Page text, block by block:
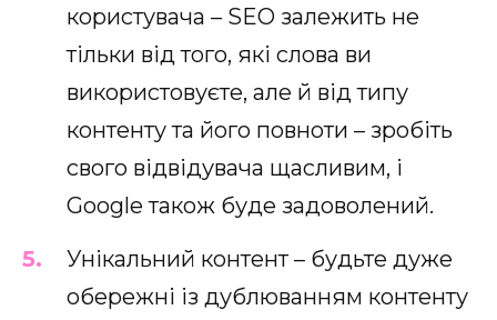
користувача – SEO залежить не
тільки від того, які слова ви
використовуєте, але й від типу
контенту та його повноти – зробіть
свого відвідувача щасливим, і
Google також буде задоволений.
Унікальний контент – будьте дуже
обережні із дублюванням контенту